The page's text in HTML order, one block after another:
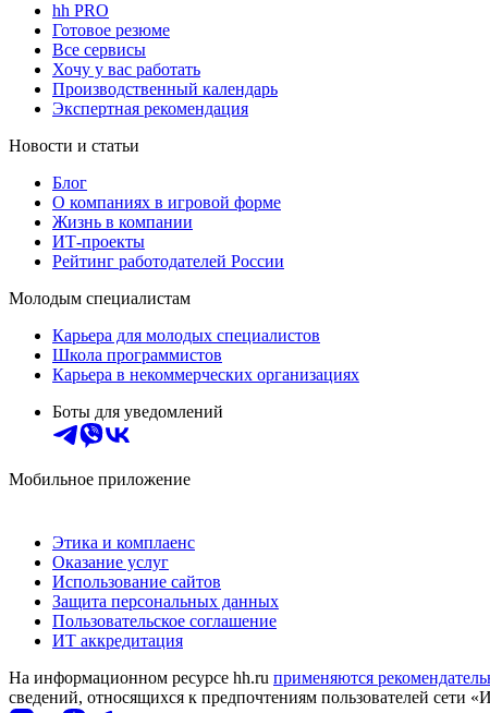
hh PRO
Готовое резюме
Все сервисы
Хочу у вас работать
Производственный календарь
Экспертная рекомендация
Новости и статьи
Блог
О компаниях в игровой форме
Жизнь в компании
ИТ-проекты
Рейтинг работодателей России
Молодым специалистам
Карьера для молодых специалистов
Школа программистов
Карьера в некоммерческих организациях
Боты для уведомлений
Мобильное приложение
Этика и комплаенс
Оказание услуг
Использование сайтов
Защита персональных данных
Пользовательское соглашение
ИТ аккредитация
На информационном ресурсе hh.ru применяются
сведений, относящихся к предпочтениям пользователей сети